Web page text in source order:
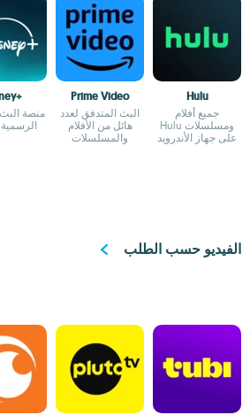
Hulu
جميع أفلام
ومسلسلات Hulu
على جهاز الأندرويد
Prime Video
البث المتدفق لعدد
هائل من الأفلام
والمسلسلات
منصة
الفيديو حسب الطلب